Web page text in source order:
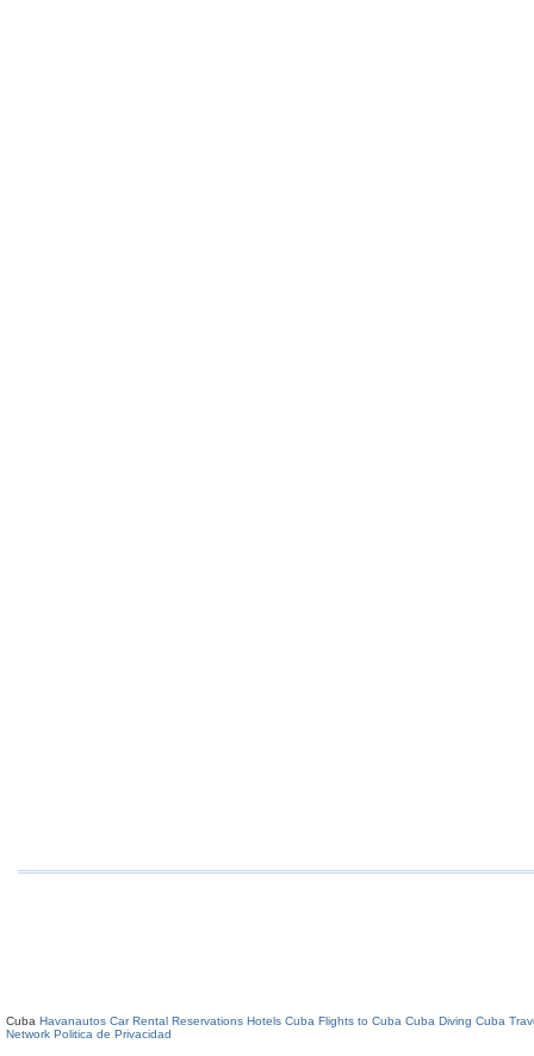
Cuba Havanautos Car Rental Reservations Hotels Cuba Flights to Cuba Cuba Diving Cuba
Network Politica de Privacidad